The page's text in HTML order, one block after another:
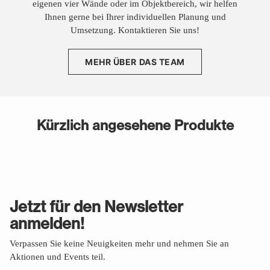
eigenen vier Wände oder im Objektbereich, wir helfen
Ihnen gerne bei Ihrer individuellen Planung und
Umsetzung. Kontaktieren Sie uns!
MEHR ÜBER DAS TEAM
Kürzlich angesehene Produkte
Jetzt für den Newsletter
anmelden!
Verpassen Sie keine Neuigkeiten mehr und nehmen Sie an
Aktionen und Events teil.